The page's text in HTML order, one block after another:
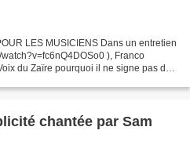
LES MUSICIENS Dans un entretien
), Franco
du Zaïre pourquoi il ne signe pas de
chantée par Sam